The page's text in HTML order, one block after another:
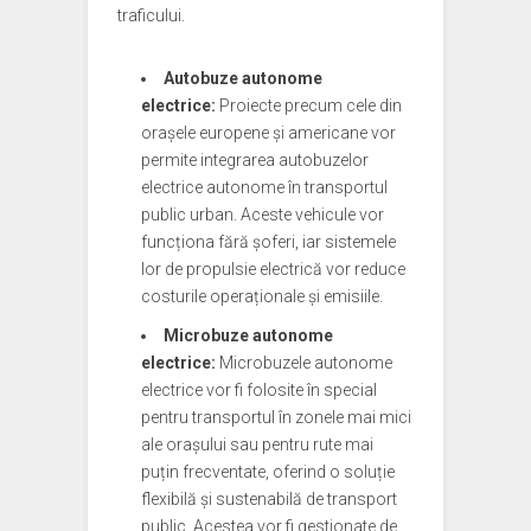
traficului.
Autobuze autonome
electrice: Proiecte precum cele din
orașele europene și americane vor
permite integrarea autobuzelor
electrice autonome în transportul
public urban. Aceste vehicule vor
funcționa fără șoferi, iar sistemele
lor de propulsie electrică vor reduce
costurile operaționale și emisiile.
Microbuze autonome
electrice: Microbuzele autonome
electrice vor fi folosite în special
pentru transportul în zonele mai mici
ale orașului sau pentru rute mai
puțin frecventate, oferind o soluție
flexibilă și sustenabilă de transport
public. Acestea vor fi gestionate de